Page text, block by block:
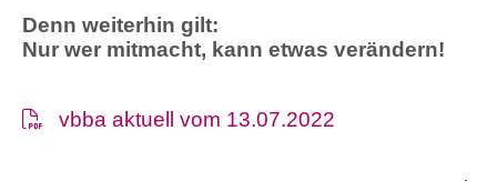
Denn weiterhin gilt:
Nur wer mitmacht, kann etwas verändern!
vbba aktuell vom 13.07.2022